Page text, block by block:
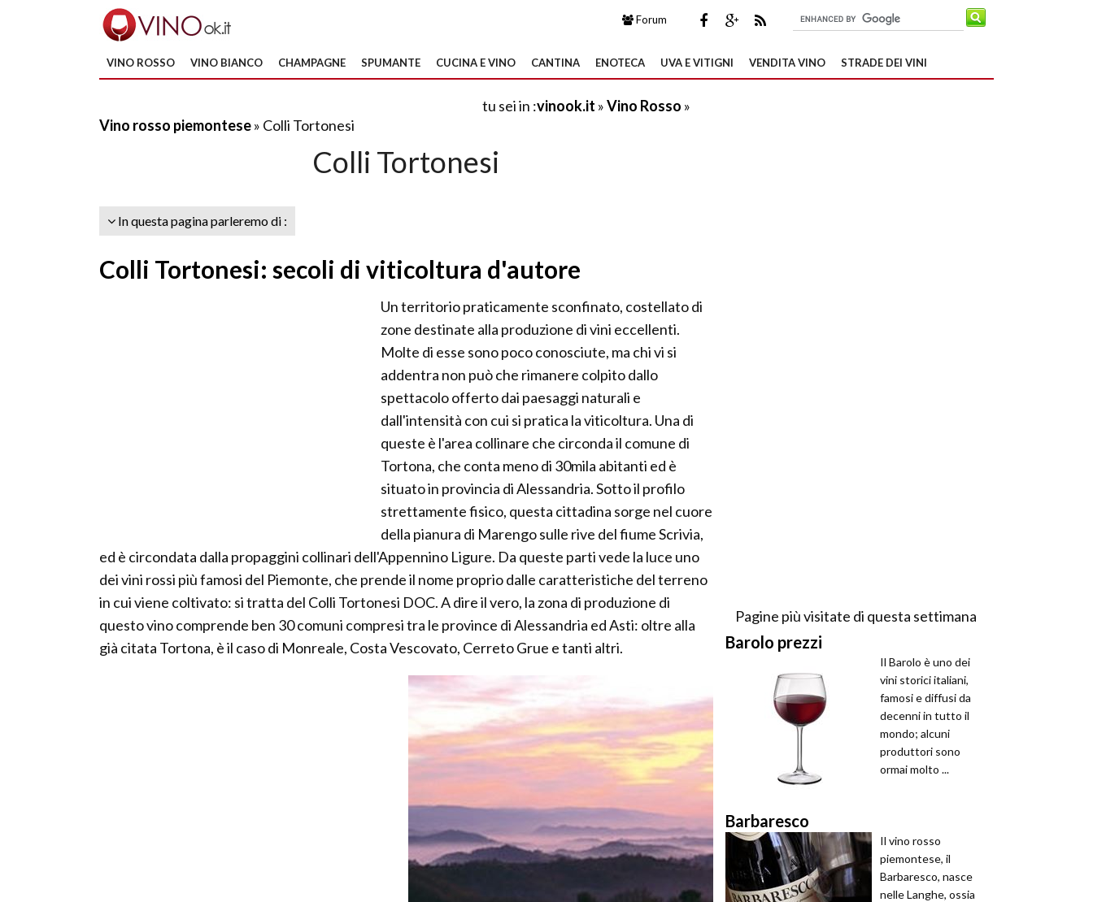
Forum
VINO ROSSO VINO BIANCO CHAMPAGNE SPUMANTE CUCINA E VINO CANTINA ENOTECA UVA E VITIGNI VENDITA VINO STRADE DEI VINI
tu sei in :vinook.it »Vino Rosso »
Vino rosso piemontese» Colli Tortonesi
Colli Tortonesi
In questa pagina parleremo di :
Colli Tortonesi: secoli di viticoltura d'autore
Un territorio praticamente sconfinato, costellato di
zone destinate alla produzione di vini eccellenti.
Molte di esse sono poco conosciute, ma chi vi si
addentra non può che rimanere colpito dallo
spettacolo offerto dai paesaggi naturali e
dall'intensità con cui si pratica la viticoltura. Una di
queste è l'area collinare che circonda il comune di
Tortona, che conta meno di 30mila abitanti ed è
situato in provincia di Alessandria. Sotto il profilo
strettamente fisico, questa cittadina sorge nel cuore
della pianura di Marengo sulle rive del fiume Scrivia,
ed è circondata dalla propaggini collinari dell'Appennino Ligure. Da queste parti vede la luce uno
dei vini rossi più famosi del Piemonte, che prende il nome proprio dalle caratteristiche del terreno
in cui viene coltivato: si tratta del Colli Tortonesi DOC. A dire il vero, la zona di produzione di
questo vino comprende ben 30 comuni compresi tra le province di Alessandria ed Asti: oltre alla
già citata Tortona, è il caso di Monreale, Costa Vescovato, Cerreto Grue e tanti altri.
Pagine più visitate di questa settimana
Barolo prezzi
Il Barolo è uno dei
vini storici italiani,
famosi e diffusi da
decenni in tutto il
mondo; alcuni
produttori sono
ormai molto ...
Barbaresco
Il vino rosso
piemontese, il
Barbaresco, nasce
nelle Langhe, ossia